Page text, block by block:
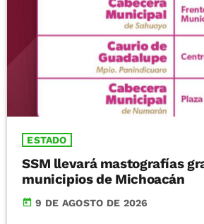
ESTADO
SSM llevará mastografías
municipios de Michoacán
today 9 DE AGOSTO DE 2026